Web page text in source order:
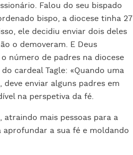
Falou do seu bispado
bispo, a diocese tinha 27
ele decidiu enviar dois deles
o demoveram. E Deus
número de padres na diocese
cardeal Tagle: «Quando uma
enviar alguns padres em
na perspetiva da fé.
atraindo mais pessoas para a
aprofundar a sua fé e moldando